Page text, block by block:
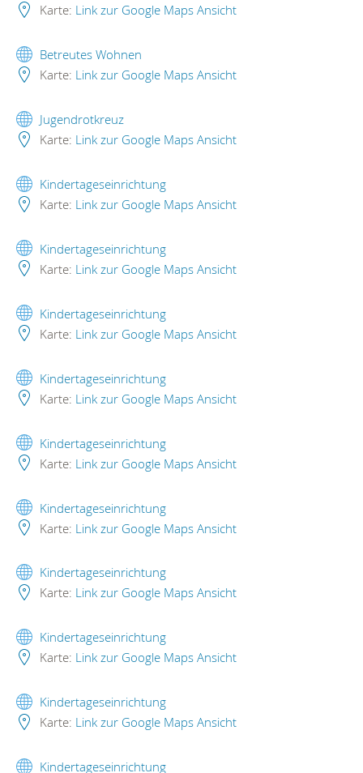
Karte: Link zur Google Maps Ansicht
Betreutes Wohnen
Karte: Link zur Google Maps Ansicht
Jugendrotkreuz
Karte: Link zur Google Maps Ansicht
Kindertageseinrichtung
Karte: Link zur Google Maps Ansicht
Kindertageseinrichtung
Karte: Link zur Google Maps Ansicht
Kindertageseinrichtung
Karte: Link zur Google Maps Ansicht
Kindertageseinrichtung
Karte: Link zur Google Maps Ansicht
Kindertageseinrichtung
Karte: Link zur Google Maps Ansicht
Kindertageseinrichtung
Karte: Link zur Google Maps Ansicht
Kindertageseinrichtung
Karte: Link zur Google Maps Ansicht
Kindertageseinrichtung
Karte: Link zur Google Maps Ansicht
Kindertageseinrichtung
Karte: Link zur Google Maps Ansicht
Kindertageseinrichtung